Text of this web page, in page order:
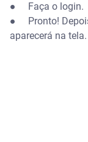
● Faça o login.
● Pronto! Depois
aparecerá na tela.